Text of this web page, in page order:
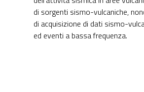
di sorgenti sismo-vulcaniche,
di acquisizione di dati sismo-
ed eventi a bassa frequenza.